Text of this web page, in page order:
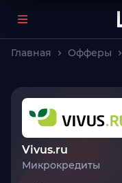
Главная Офферы
Vivus.ru
Микрокредиты